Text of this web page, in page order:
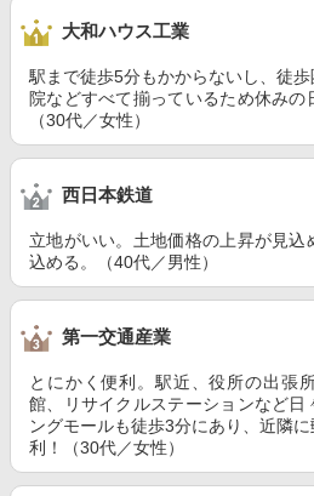
大和ハウス工業
駅まで徒歩5分もかからないし、徒
院などすべて揃っているため休みの
（30代／女性）
西日本鉄道
立地がいい。土地価格の上昇が見込
込める。（40代／男性）
第一交通産業
とにかく便利。駅近、役所の出張
館、リサイクルステーションなど
ングモールも徒歩3分にあり、近隣
利！（30代／女性）